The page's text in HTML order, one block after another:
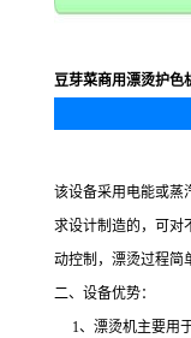
豆芽菜商用漂烫护色
该设备采用电能或蒸
求设计制造的，可对
动控制，漂烫过程简
二、设备优势：
1、漂烫机主要用